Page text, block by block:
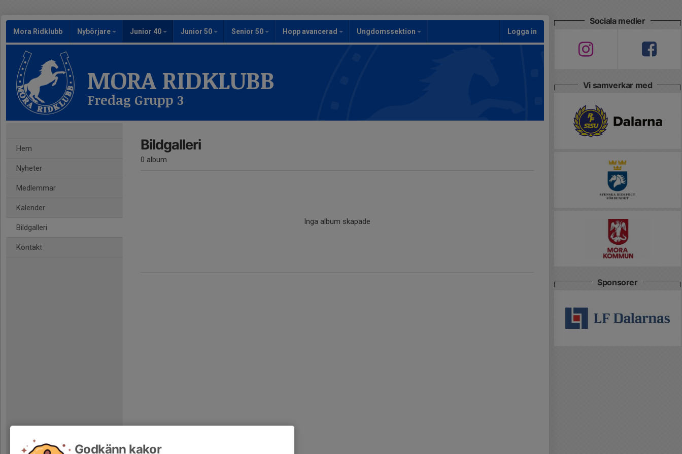
Mora Ridklubb Nybörjare Junior 40 Junior 50 Senior 50 Hopp avancerad Ungdomssektion Logga in
MORA RIDKLUBB
Fredag Grupp 3
Hem
Nyheter
Medlemmar
Kalender
Bildgalleri
Kontakt
Bildgalleri
0 album
Inga album skapade
Sociala medier
Vi samverkar med
Sponsorer
Godkänn kakor